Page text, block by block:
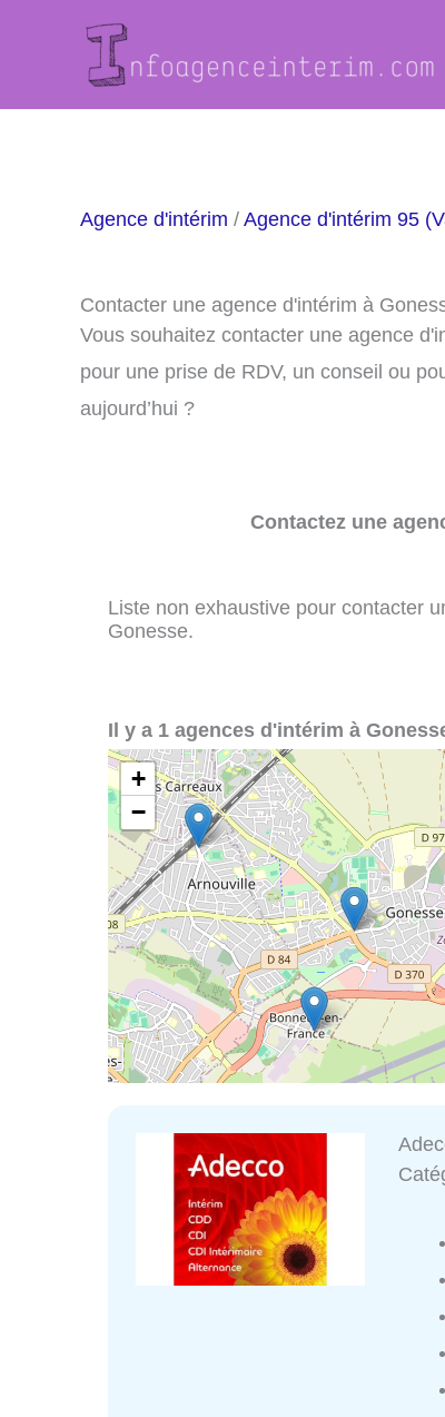
Agence d'intérim / Agence d'intérim 95
Contacter une agence d'intérim à
Vous souhaitez contacter une agence
pour une prise de RDV, un conseil ou
aujourd’hui ?
Contactez une
Liste non exhaustive pour contacter
Gonesse.
Il y a 1 agences d'intérim à
+
−